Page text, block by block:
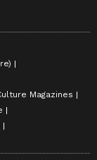
Magazines